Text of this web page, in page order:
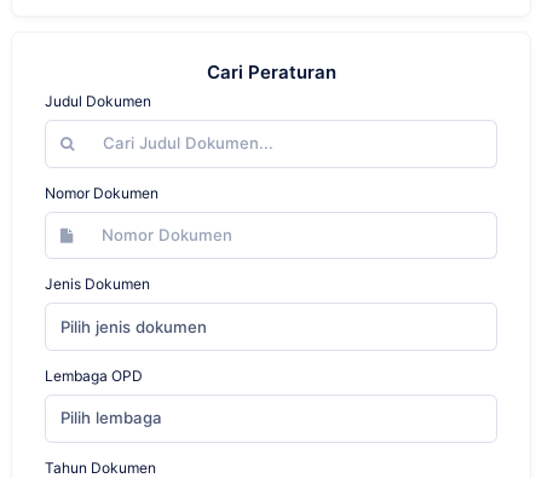
Cari Peraturan
Judul Dokumen
Nomor Dokumen
Jenis Dokumen
Pilih jenis dokumen
Lembaga OPD
Pilih lembaga
Tahun Dokumen